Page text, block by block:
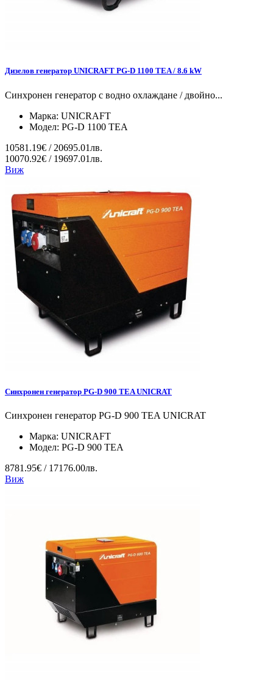
Дизелов генератор UNICRAFT PG-D 1100 TEA / 8.6 kW
Синхронен генератор с водно охлаждане / двойно...
Марка: UNICRAFT
Модел: PG-D 1100 TEA
10581.19€ / 20695.01лв.
10070.92€ / 19697.01лв.
Виж
Синхронен генератор PG-D 900 TEA UNICRAT
Синхронен генератор PG-D 900 TEA UNICRAT
Марка: UNICRAFT
Модел: PG-D 900 TEA
8781.95€ / 17176.00лв.
Виж